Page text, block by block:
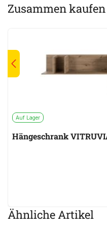
Zusammen
Auf Lager
Hängeschrank
Ähnliche Artikel